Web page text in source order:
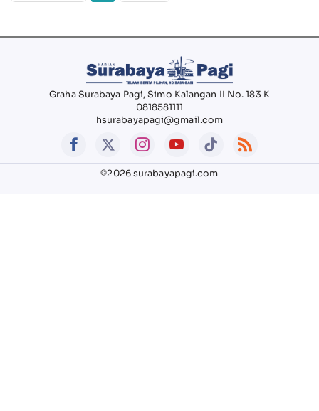
Graha Surabaya Pagi, Simo Kalangan II No. 183 K
0818581111
hsurabayapagi@gmail.com
©2026 surabayapagi.com